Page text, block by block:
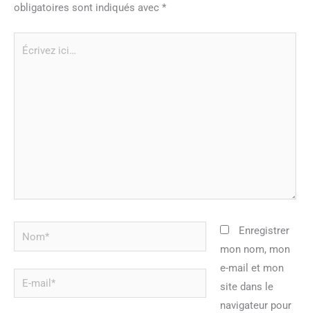
obligatoires sont indiqués avec *
Nom*
mail*
Enregistrer
mon nom, mon
e-mail et mon
site dans le
navigateur pour